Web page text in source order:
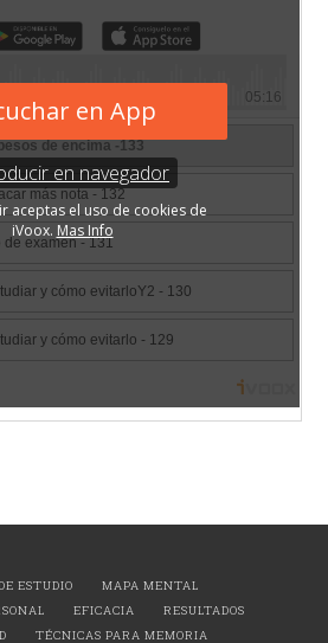
ESTUDIO
MAPA MENTAL
EFICACIA
RESULTADOS
TÉCNICAS PARA MEMORIA